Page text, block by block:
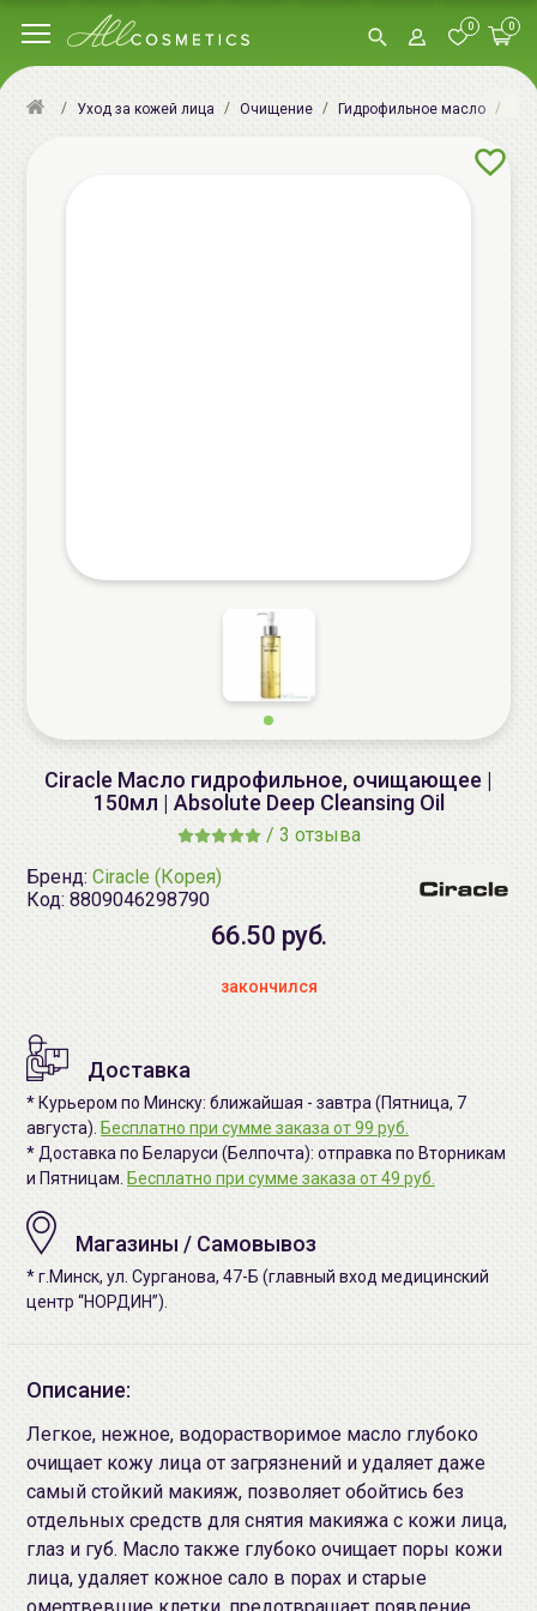
0 0
Уход за кожей лица Очищение Гидрофильное масло
Ciracle Масло гидрофильное, очищающее |
150мл | Absolute Deep Cleansing Oil
/ 3 отзыва
Бренд: Ciracle (Корея)
Код: 8809046298790
66.50 руб.
закончился
Доставка
* Курьером по Минску: ближайшая - завтра (Пятница, 7
августа). Бесплатно при сумме заказа от 99 руб.
* Доставка по Беларуси (Белпочта): отправка по Вторникам
и Пятницам. Бесплатно при сумме заказа от 49 руб.
Магазины / Самовывоз
* г.Минск, ул. Сурганова, 47-Б (главный вход медицинский
центр “НОРДИН”).
Описание:
Легкое, нежное, водорастворимое масло глубоко
очищает кожу лица от загрязнений и удаляет даже
самый стойкий макияж, позволяет обойтись без
отдельных средств для снятия макияжа с кожи лица,
глаз и губ. Масло также глубоко очищает поры кожи
лица, удаляет кожное сало в порах и старые